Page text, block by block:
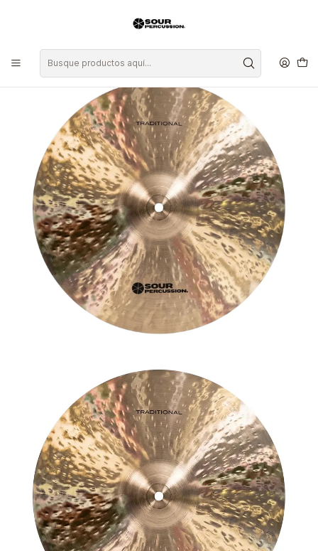
Platillo Sour Percussion Traditional Medium Ride 22"